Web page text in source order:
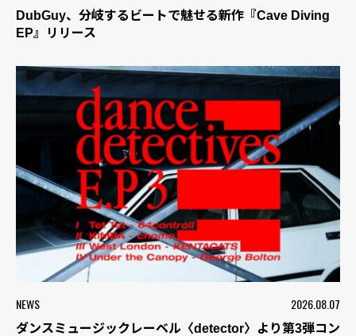
DubGuy、分岐するビートで魅せる新作『Cave Diving
EP』リリース
NEWS 2026.08.07
ダンスミュージックレーベル〈detector〉より第3弾コン